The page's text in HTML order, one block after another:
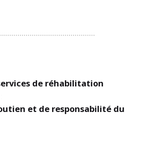
de réhabilitation
et de responsabilité du